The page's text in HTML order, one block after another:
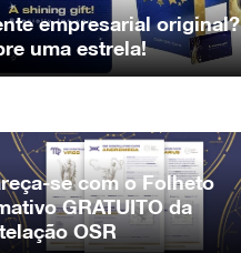
empresarial original?
uma estrela!
se com o Folheto
GRATUITO da
OSR